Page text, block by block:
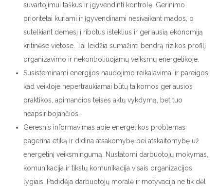
suvartojimui taškus ir įgyvendinti kontrolę. Gerinimo
prioritetai kuriami ir įgyvendinami nesivaikant mados, o
sutelkiant dėmesį į ribotus išteklius ir geriausią ekonomiją
kritinėse vietose. Tai leidžia sumažinti bendrą rizikos profilį
organizavimo ir nekontroliuojamų veiksmų energetikoje.
Susisteminami energijos naudojimo reikalavimai ir pareigos,
kad veikloje nepertraukiamai būtų taikomos geriausios
praktikos, apimančios teisės aktų vykdymą, bet tuo
neapsiribojančios.
Geresnis informavimas apie energetikos problemas
pagerina etiką ir didina atsakomybę bei atskaitomybę už
energetinį veiksmingumą. Nustatomi darbuotojų mokymas,
komunikacija ir tikslų komunikacija visais organizacijos
lygiais. Padidėja darbuotojų moralė ir motyvacija ne tik dėl